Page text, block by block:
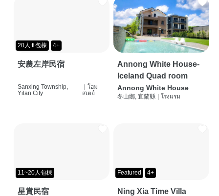
20人⬆包棟 4+
安農左岸民宿
Sanxing Township,
Yilan City
| โฮม
สเตย์
Annong White House-
Iceland Quad room
Annong White House
冬山鄉, 宜蘭縣 | โรงแรม
11~20人包棟
星賞民宿
Featured 4+
Ning Xia Time Villa